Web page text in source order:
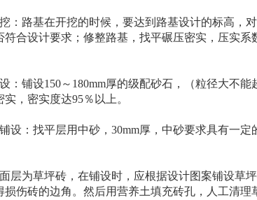
：路基在开挖的时候，要达到路基设计的标高，
符合设计要求；修整路基，找平碾压密实，压实系
：铺设150～180mm厚的级配砂石，（粒径大不能
，密实度达95％以上。
设：找平层用中砂，30mm厚，中砂要求具有一定
层为草坪砖，在铺设时，应根据设计图案铺设草
损伤砖的边角。然后用营养土填充砖孔，人工清理